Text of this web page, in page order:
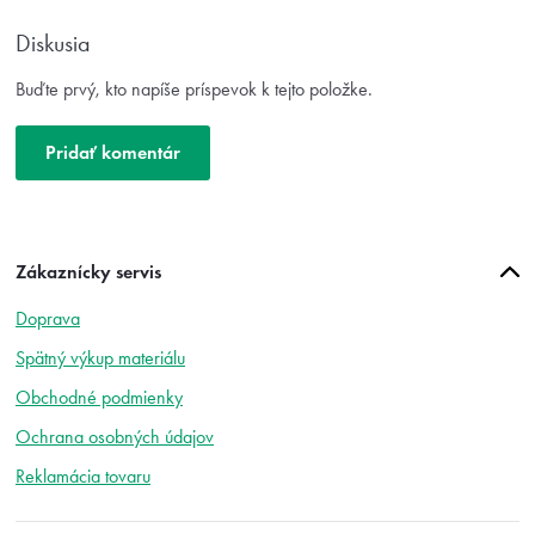
h
d
o
e
Diskusia
Buďte prvý, kto napíše príspevok k tejto položke.
Pridať komentár
Zákaznícky servis
Doprava
Spätný výkup materiálu
Obchodné podmienky
Ochrana osobných údajov
Reklamácia tovaru